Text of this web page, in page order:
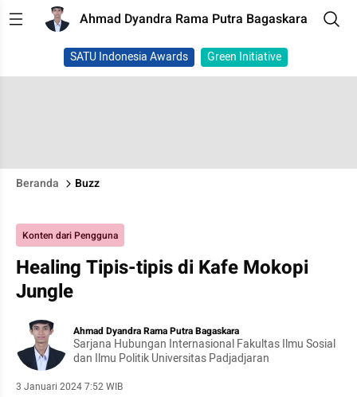
Ahmad Dyandra Rama Putra Bagaskara
SATU Indonesia Awards Green Initiative
Beranda Buzz
Konten dari Pengguna
Healing Tipis-tipis di Kafe Mokopi
Jungle
Ahmad Dyandra Rama Putra Bagaskara
Sarjana Hubungan Internasional Fakultas Ilmu Sosial
dan Ilmu Politik Universitas Padjadjaran
3 Januari 2024 7:52 WIB